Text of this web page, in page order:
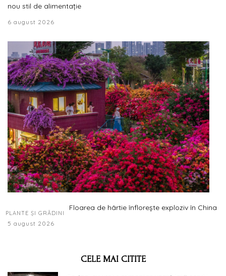
nou stil de alimentație
6 august 2026
PLANTE ȘI GRĂDINI
Floarea de hârtie înflorește exploziv în China
5 august 2026
CELE MAI CITITE